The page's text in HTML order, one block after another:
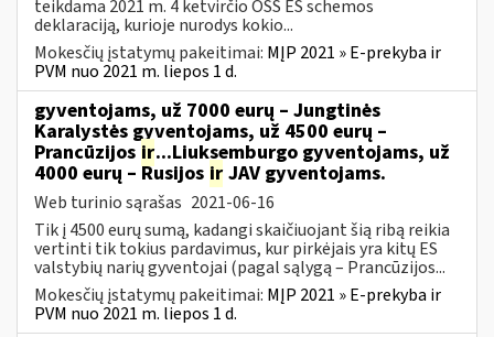
teikdama 2021 m. 4 ketvirčio OSS ES schemos
deklaraciją, kurioje nurodys kokio...
Mokesčių įstatymų pakeitimai: MĮP 2021 » E-prekyba ir
PVM nuo 2021 m. liepos 1 d.
gyventojams, už 7000 eurų – Jungtinės
Karalystės gyventojams, už 4500 eurų –
Prancūzijos ir...Liuksemburgo gyventojams, už
4000 eurų – Rusijos ir JAV gyventojams.
Web turinio sąrašas 2021-06-16
Tik į 4500 eurų sumą, kadangi skaičiuojant šią ribą reikia
vertinti tik tokius pardavimus, kur pirkėjais yra kitų ES
valstybių narių gyventojai (pagal sąlygą – Prancūzijos...
Mokesčių įstatymų pakeitimai: MĮP 2021 » E-prekyba ir
PVM nuo 2021 m. liepos 1 d.